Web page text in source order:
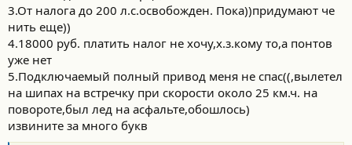
3.От налога до 200 л.с.освобожден. Пока))придумают че
нить еще))
4.18000 руб. платить налог не хочу,х.з.кому то,а понтов
уже нет
5.Подключаемый полный привод меня не спас((,вылетел
на шипах на встречку при скорости около 25 км.ч. на
повороте,был лед на асфальте,обошлось)
извините за много букв